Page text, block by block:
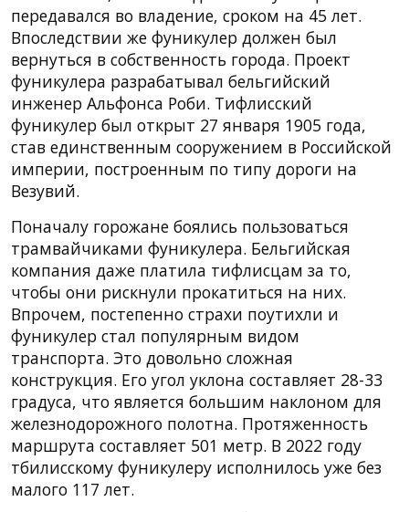
передавался во владение, сроком на 45 лет.
Впоследствии же фуникулер должен был
вернуться в собственность города. Проект
фуникулера разрабатывал бельгийский
инженер Альфонса Роби. Тифлисский
фуникулер был открыт 27 января 1905 года,
став единственным сооружением в Российской
империи, построенным по типу дороги на
Везувий.
Поначалу горожане боялись пользоваться
трамвайчиками фуникулера. Бельгийская
компания даже платила тифлисцам за то,
чтобы они рискнули прокатиться на них.
Впрочем, постепенно страхи поутихли и
фуникулер стал популярным видом
транспорта. Это довольно сложная
конструкция. Его угол уклона составляет 28-33
градуса, что является большим наклоном для
железнодорожного полотна. Протяженность
маршрута составляет 501 метр. В 2022 году
тбилисскому фуникулеру исполнилось уже без
малого 117 лет.